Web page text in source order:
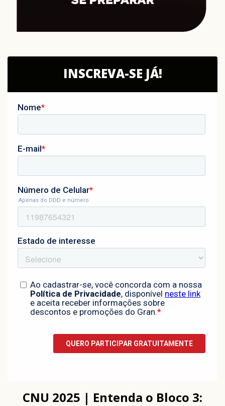
INSCREVA-SE JÁ!
CNU 2025 | Entenda o Bloco 3: